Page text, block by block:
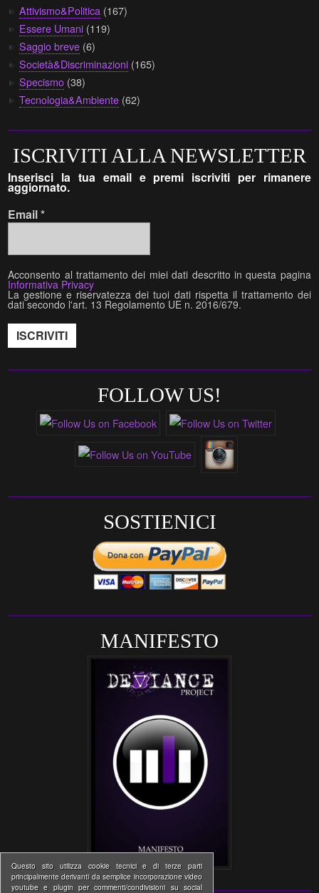
Attivismo&Politica (167)
Essere Umani (119)
Saggio breve (6)
Società&Discriminazioni (165)
Specismo (38)
Tecnologia&Ambiente (62)
ISCRIVITI ALLA NEWSLETTER
Inserisci la tua email e premi iscriviti per rimanere
aggiornato.
Email*
Acconsento al trattamento dei miei dati descritto in questa pagina
Informativa Privacy
La gestione e riservatezza dei tuoi dati rispetta il trattamento dei
dati secondo l'art. 13 Regolamento UE n. 2016/679.
FOLLOW US!
SOSTIENICI
MANIFESTO
Questo sito utilizza cookie tecnici e di terze parti
principalmente derivanti da semplice incorporazione video
youtube e plugin per commenti/condivisioni su social